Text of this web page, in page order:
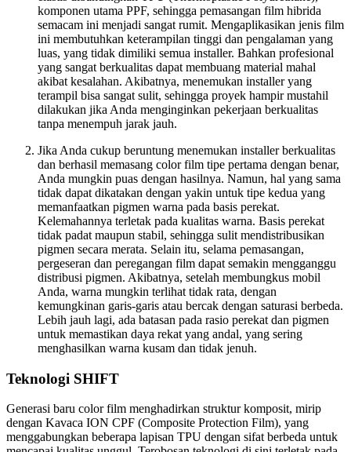
komponen utama PPF, sehingga pemasangan film hibrida
semacam ini menjadi sangat rumit. Mengaplikasikan jenis film
ini membutuhkan keterampilan tinggi dan pengalaman yang
luas, yang tidak dimiliki semua installer. Bahkan profesional
yang sangat berkualitas dapat membuang material mahal
akibat kesalahan. Akibatnya, menemukan installer yang
terampil bisa sangat sulit, sehingga proyek hampir mustahil
dilakukan jika Anda menginginkan pekerjaan berkualitas
tanpa menempuh jarak jauh.
Jika Anda cukup beruntung menemukan installer berkualitas
dan berhasil memasang color film tipe pertama dengan benar,
Anda mungkin puas dengan hasilnya. Namun, hal yang sama
tidak dapat dikatakan dengan yakin untuk tipe kedua yang
memanfaatkan pigmen warna pada basis perekat.
Kelemahannya terletak pada kualitas warna. Basis perekat
tidak padat maupun stabil, sehingga sulit mendistribusikan
pigmen secara merata. Selain itu, selama pemasangan,
pergeseran dan peregangan film dapat semakin mengganggu
distribusi pigmen. Akibatnya, setelah membungkus mobil
Anda, warna mungkin terlihat tidak rata, dengan
kemungkinan garis-garis atau bercak dengan saturasi berbeda.
Lebih jauh lagi, ada batasan pada rasio perekat dan pigmen
untuk memastikan daya rekat yang andal, yang sering
menghasilkan warna kusam dan tidak jenuh.
Teknologi SHIFT
Generasi baru color film menghadirkan struktur komposit, mirip
dengan Kavaca ION CPF (Composite Protection Film), yang
menggabungkan beberapa lapisan TPU dengan sifat berbeda untuk